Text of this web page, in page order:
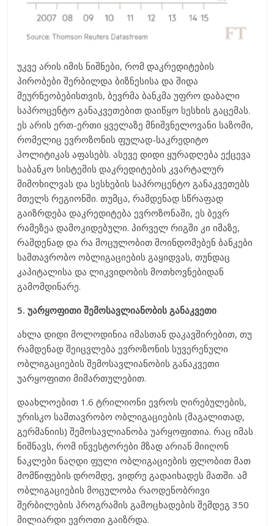
უკვე არის იმის ნიშნები, რომ დაკრედიტების
პირობები შერბილდა ბიზნესისა და შიდა
მეურნეობებისთვის, ბევრმა ბანკმა უფრო დაბალი
საპროცენტო განაკვეთებით დაიწყო სესხის გაცემას.
ეს არის ერთ-ერთი ყველაზე მნიშვნელოვანი საზომი,
რომელიც ევროზონის ფულად-საკრედიტო
პოლიტიკას აფასებს. ასევე დიდი ყურადღება ექცევა
საბანკო სისტემის დაკრედიტების კვარტალურ
მიმოხილვას და სესხების საპროცენტო განაკვეთებს
მთელს რეგიონში. თუმცა, რამდენად სწრაფად
გაიზრდება დაკრედიტება ევროზონაში, ეს ბევრ
რამეზეა დამოკიდებული. პირველ რიგში კი იმაზე,
რამდენად და რა მოცულობით მოინდომებენ ბანკები
სამთავრობო ობლიგაციების გაყიდვას, თუნდაც
კაპიტალისა და ლიკვიდობის მოთხოვნებიდან
გამომდინარე.
5. უარყოფითი შემოსავლიანობის განაკვეთი
ახლა დიდი მოლოდინია იმასთან დაკავშირებით, თუ
რამდენად შეიცვლება ევროზონის სუვერენული
ობლიგაციების შემოსავლიანობის განაკვეთი
უარყოფითი მიმართულებით.
დაახლოებით 1.6 ტრილიონი ევროს ღირებულების,
ურისკო სამთავრობო ობლიგაციების (მაგალითად,
გერმანიის) შემოსავლიანობა უარყოფითია. რაც იმას
ნიშნავს, რომ ინვესტორები მზად არიან მიიღონ
ნაკლები ნაღდი ფული ობლიგაციების ფლობით მათ
მომწიფების დრომდე, ვიდრე გადაიხადეს მათში. ამ
ობლიგაციების მოცულობა რაოდენობრივი
შერბილების პროგრამის გამოცხადების შემდეგ 350
მილიარდი ევროთი გაიზრდა.